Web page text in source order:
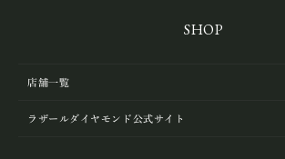
SHOP
店舗一覧
ラザールダイヤモンド公式サイト